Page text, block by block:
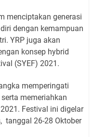
menciptakan generasi
dengan kemampuan
YRP juga akan
konsep hybrid
(SYEF) 2021.
memperingati
memeriahkan
Festival ini digelar
tanggal 26-28 Oktober